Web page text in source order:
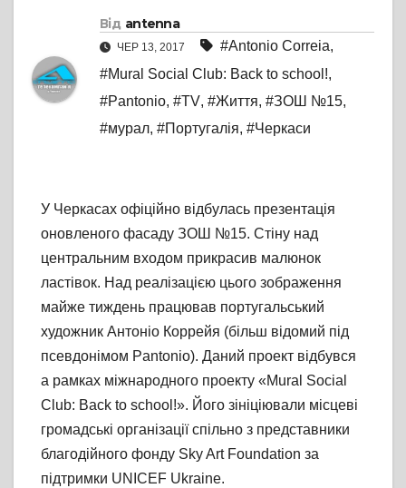
Від antenna
ЧЕР 13, 2017 #Antonio Correia,
#Mural Social Club: Back to school!,
#Pantonio, #TV, #Життя, #ЗОШ №15,
#мурал, #Португалія, #Черкаси
У Черкасах офіційно відбулась презентація
оновленого фасаду ЗОШ №15. Стіну над
центральним входом прикрасив малюнок
ластівок. Над реалізацією цього зображення
майже тиждень працював португальський
художник Антоніо Коррейя (більш відомий під
псевдонімом Pantonio). Даний проект відбувся
а рамках міжнародного проекту «Mural Social
Club: Back to school!». Його зініціювали місцеві
громадські організації спільно з представники
благодійного фонду Sky Art Foundation за
підтримки UNICEF Ukraine.